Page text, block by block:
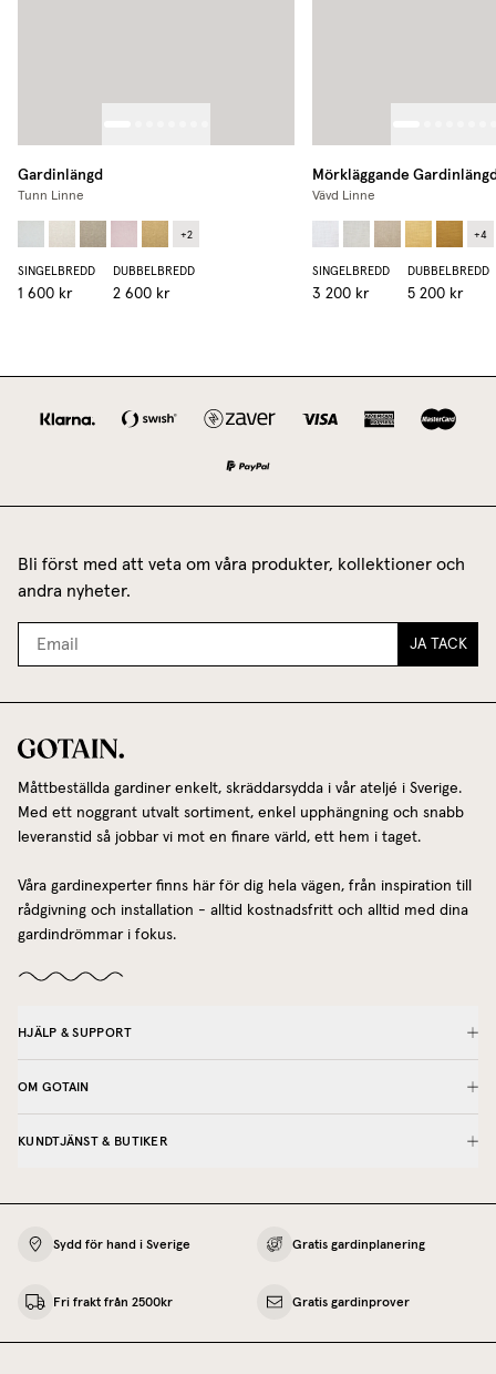
Gardinlängd
Tunn Linne
+2
SINGELBREDD
1 600 kr
DUBBELBREDD
2 600 kr
Mörkläggande
Vävd Linne
+4
SINGELBREDD
3 200 kr
DUBBELBREDD
5 200 kr
Bli först med att veta om våra produkter, kollektioner och
andra nyheter.
JA TACK
Måttbeställda gardiner enkelt, skräddarsydda i vår ateljé i Sverige.
Med ett noggrant utvalt sortiment, enkel upphängning och snabb
leveranstid så jobbar vi mot en finare värld, ett hem i taget.
Våra gardinexperter finns här för dig hela vägen, från inspiration till
rådgivning och installation - alltid kostnadsfritt och alltid med dina
gardindrömmar i fokus.
HJÄLP & SUPPORT
OM GOTAIN
KUNDTJÄNST & BUTIKER
Sydd för hand i Sverige Gratis gardinplanering
Fri frakt från 2500kr Gratis gardinprover